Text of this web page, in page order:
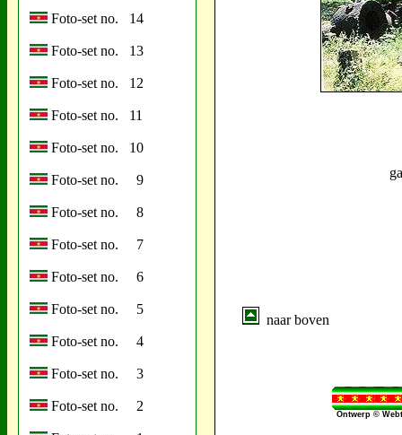
Foto-set no. 14
Foto-set no. 13
Foto-set no. 12
Foto-set no. 11
Foto-set no. 10
Foto-set no. 9
Foto-set no. 8
Foto-set no. 7
Foto-set no. 6
Foto-set no. 5
Foto-set no. 4
Foto-set no. 3
Foto-set no. 2
naar boven
Ontwerp ©